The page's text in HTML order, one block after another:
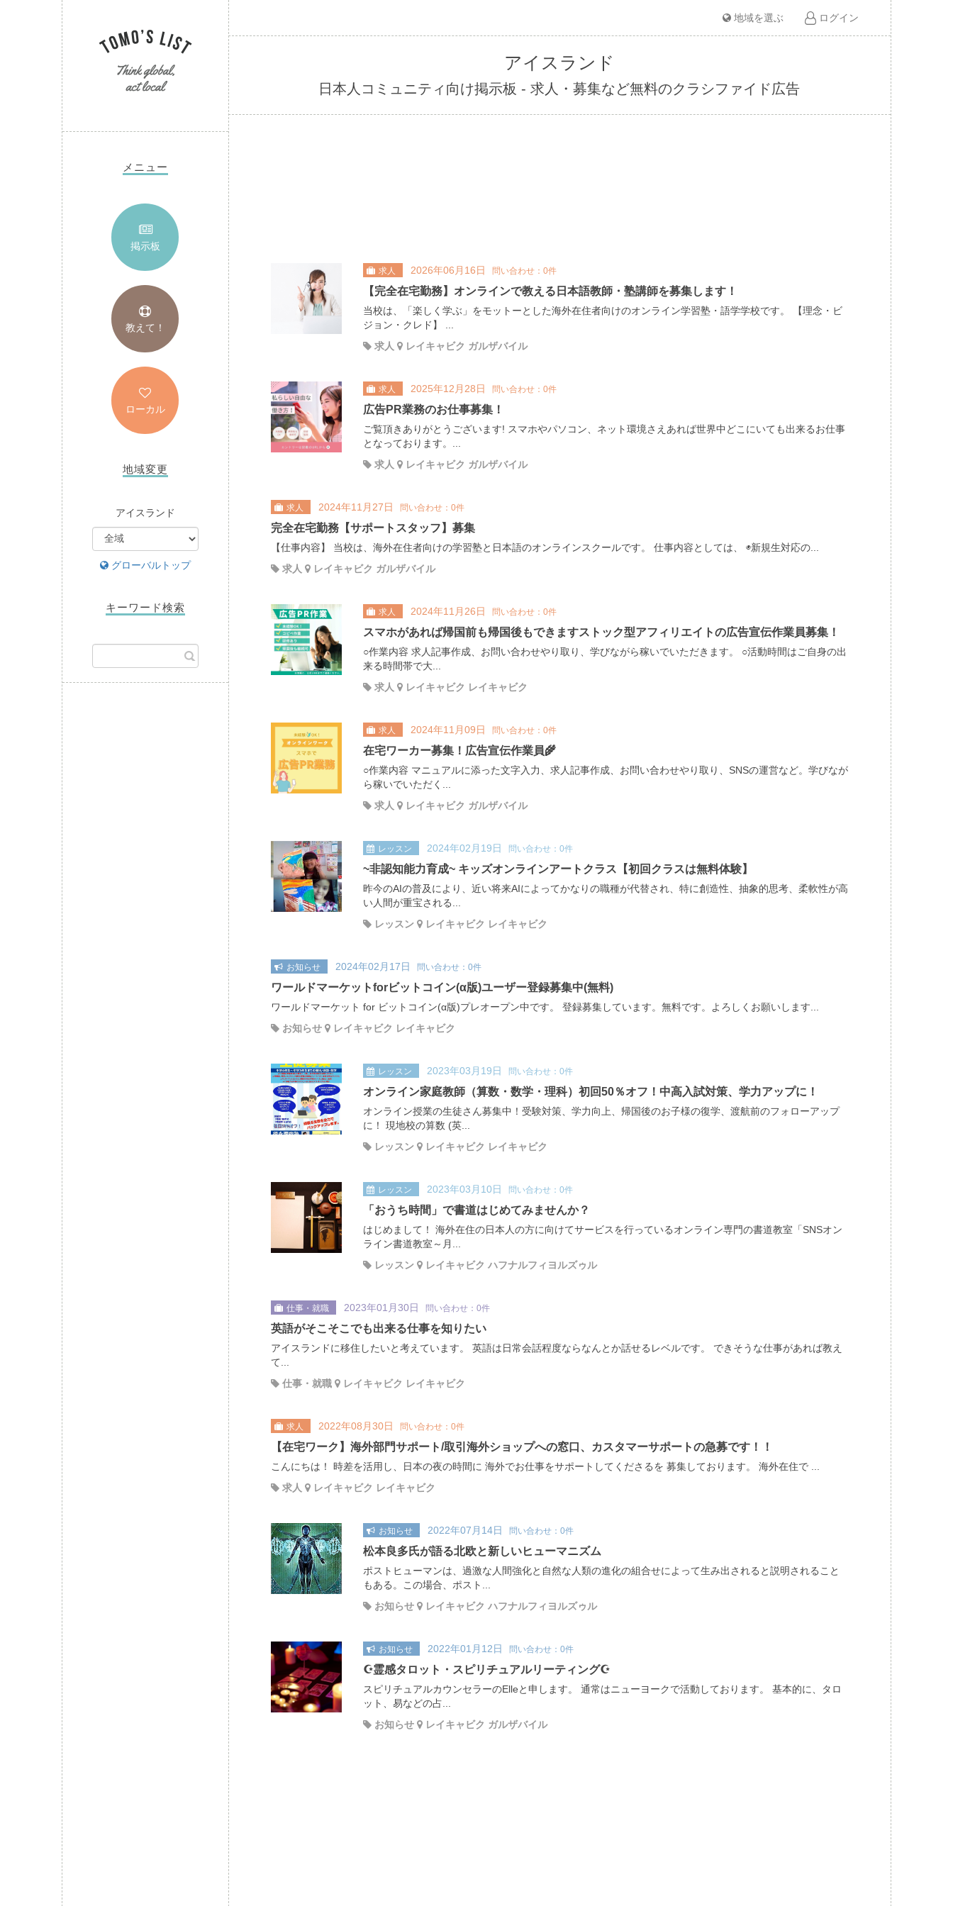
メニュー
掲示板
教えて！
ローカル
地域変更
アイスランド
グローバルトップ
キーワード検索
地域を選ぶ ログイン
アイスランド
日本人コミュニティ向け掲示板 - 求人・募集など無料のクラシファイド広告
求人 2026年06月16日 問い合わせ：0件
【完全在宅勤務】オンラインで教える日本語教師・塾講師を募集します！
当校は、「楽しく学ぶ」をモットーとした海外在住者向けのオンライン学習塾・語学学校です。 【理念・ビ
ジョン・クレド】 ...
求人
レイキャビク ガルザバイル
求人 2025年12月28日 問い合わせ：0件
広告PR業務のお仕事募集！
ご覧頂きありがとうございます! スマホやパソコン、ネット環境さえあれば世界中どこにいても出来るお仕事
となっております。...
求人
レイキャビク ガルザバイル
求人 2024年11月27日 問い合わせ：0件
完全在宅勤務【サポートスタッフ】募集
【仕事内容】 当校は、海外在住者向けの学習塾と日本語のオンラインスクールです。 仕事内容としては、 ◉新規生対応の...
求人
レイキャビク ガルザバイル
求人 2024年11月26日 問い合わせ：0件
スマホがあれば帰国前も帰国後もできますストック型アフィリエイトの広告宣伝作業員募集！
○作業内容 求人記事作成、お問い合わせやり取り、学びながら稼いでいただきます。 ○活動時間はご自身の出
来る時間帯で大...
求人
レイキャビク レイキャビク
求人 2024年11月09日 問い合わせ：0件
在宅ワーカー募集！広告宣伝作業員🌾
○作業内容 マニュアルに添った文字入力、求人記事作成、お問い合わせやり取り、SNSの運営など。学びなが
ら稼いでいただく...
求人
レイキャビク ガルザバイル
レッスン 2024年02月19日 問い合わせ：0件
~非認知能力育成~ キッズオンラインアートクラス【初回クラスは無料体験】
昨今のAIの普及により、近い将来AIによってかなりの職種が代替され、特に創造性、抽象的思考、柔軟性が高
い人間が重宝される...
レッスン
レイキャビク レイキャビク
お知らせ 2024年02月17日 問い合わせ：0件
ワールドマーケットforビットコイン(α版)ユーザー登録募集中(無料)
ワールドマーケット for ビットコイン(α版)プレオープン中です。 登録募集しています。無料です。よろしくお願いします...
お知らせ
レイキャビク レイキャビク
レッスン 2023年03月19日 問い合わせ：0件
オンライン家庭教師（算数・数学・理科）初回50％オフ！中高入試対策、学力アップに！
オンライン授業の生徒さん募集中！受験対策、学力向上、帰国後のお子様の復学、渡航前のフォローアップ
に！ 現地校の算数 (英...
レッスン
レイキャビク レイキャビク
レッスン 2023年03月10日 問い合わせ：0件
「おうち時間」で書道はじめてみませんか？
はじめまして！ 海外在住の日本人の方に向けてサービスを行っているオンライン専門の書道教室「SNSオン
ライン書道教室～月...
レッスン
レイキャビク ハフナルフィヨルズゥル
仕事・就職 2023年01月30日 問い合わせ：0件
英語がそこそこでも出来る仕事を知りたい
アイスランドに移住したいと考えています。 英語は日常会話程度ならなんとか話せるレベルです。 できそうな仕事があれば教え
て...
仕事・就職
レイキャビク レイキャビク
求人 2022年08月30日 問い合わせ：0件
【在宅ワーク】海外部門サポート/取引海外ショップへの窓口、カスタマーサポートの急募です！！
こんにちは！ 時差を活用し、日本の夜の時間に 海外でお仕事をサポートしてくださるを 募集しております。 海外在住で ...
求人
レイキャビク レイキャビク
お知らせ 2022年07月14日 問い合わせ：0件
松本良多氏が語る北欧と新しいヒューマニズム
ポストヒューマンは、過激な人間強化と自然な人類の進化の組合せによって生み出されると説明されること
もある。この場合、ポスト...
お知らせ
レイキャビク ハフナルフィヨルズゥル
お知らせ 2022年01月12日 問い合わせ：0件
☪️霊感タロット・スピリチュアルリーティング☪️
スピリチュアルカウンセラーのElleと申します。 通常はニューヨークで活動しております。 基本的に、タロ
ット、易などの占...
お知らせ
レイキャビク ガルザバイル